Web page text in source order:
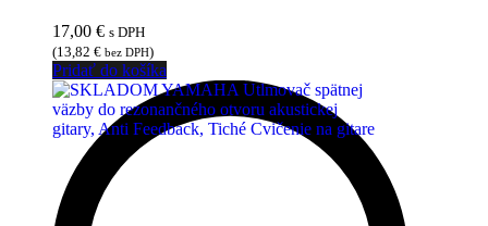
17,00 € s DPH
(13,82 € bez DPH)
Pridať do košíka